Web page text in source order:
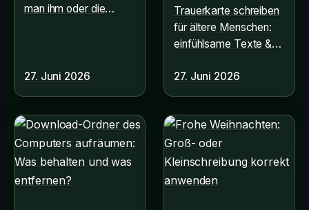
man ihm oder die
27. Juni 2026
Trauerkarte schreiben
für ältere Menschen:
einfühlsame Texte &
Infos hier!
27. Juni 2026